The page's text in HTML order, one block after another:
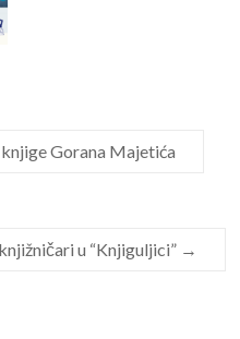
Gorana Majetića
u “Knjiguljici” →